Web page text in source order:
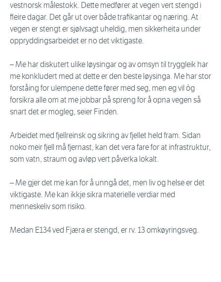
vestnorsk målestokk. Dette medfører at vegen vert stengd i
fleire dagar. Det går ut over både trafikantar og næring. At
vegen er stengt er sjølvsagt uheldig, men sikkerheita under
oppryddingsarbeidet er no det viktigaste.
– Me har diskutert ulike løysingar og av omsyn til tryggleik har
me konkludert med at dette er den beste løysinga. Me har stor
forståing for ulempene dette fører med seg, men eg vil òg
forsikra alle om at me jobbar på spreng for å opna vegen så
snart det er mogleg, seier Finden.
Arbeidet med fjellreinsk og sikring av fjellet held fram. Sidan
noko meir fjell må fjernast, kan det vera fare for at infrastruktur,
som vatn, straum og avløp vert påverka lokalt.
– Me gjer det me kan for å unngå det, men liv og helse er det
viktigaste. Me kan ikkje sikra materielle verdiar med
menneskeliv som risiko.
Medan E134 ved Fjæra er stengd, er rv. 13 omkøyringsveg.